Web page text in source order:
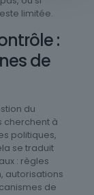
limitée.
:
de
du
cherchent à
politiques,
se traduit
: règles
autorisations
de